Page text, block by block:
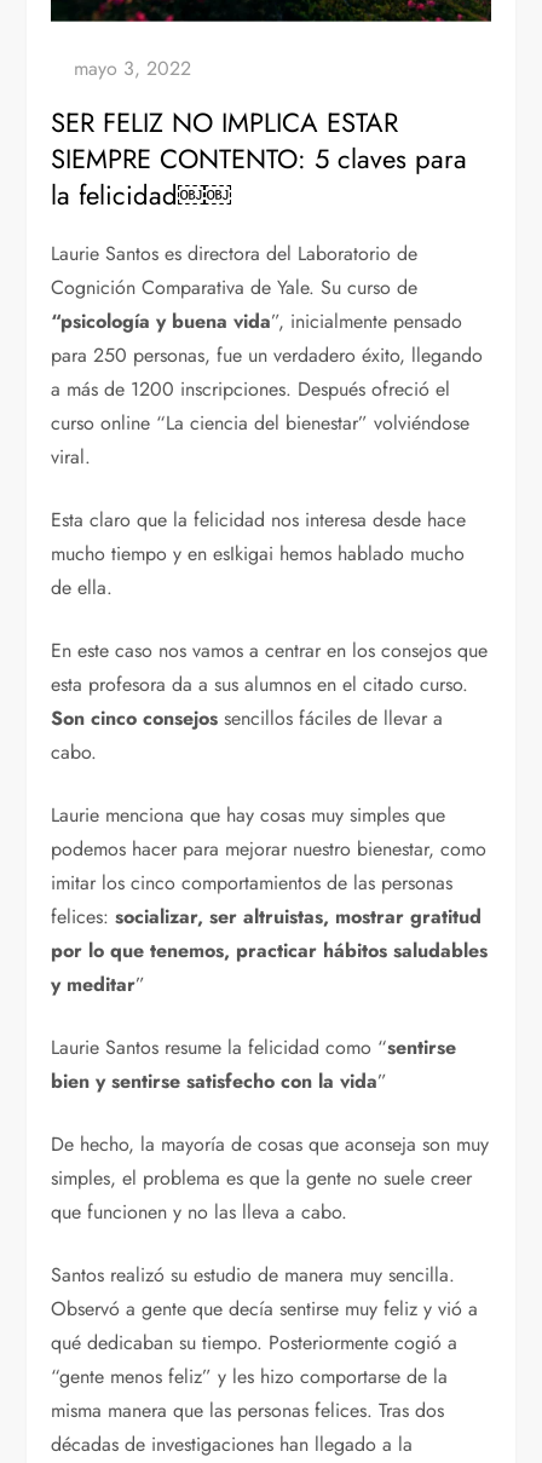
SER FELIZ NO IMPLICA ESTAR
SIEMPRE CONTENTO: 5 claves para
la felicidad￼￼
Laurie Santos es directora del Laboratorio de
Cognición Comparativa de Yale. Su curso de
“psicología y buena vida”, inicialmente pensado
para 250 personas, fue un verdadero éxito, llegando
a más de 1200 inscripciones. Después ofreció el
curso online “La ciencia del bienestar” volviéndose
viral.
Esta claro que la felicidad nos interesa desde hace
mucho tiempo y en esIkigai hemos hablado mucho
de ella.
En este caso nos vamos a centrar en los consejos que
esta profesora da a sus alumnos en el citado curso.
Son cinco consejos sencillos fáciles de llevar a
cabo.
Laurie menciona que hay cosas muy simples que
podemos hacer para mejorar nuestro bienestar, como
imitar los cinco comportamientos de las personas
felices:socializar, ser altruistas, mostrar gratitud
por lo que tenemos, practicar hábitos saludables
y meditar”
Laurie Santos resume la felicidad como “sentirse
bien y sentirse satisfecho con la vida”
De hecho, la mayoría de cosas que aconseja son muy
simples, el problema es que la gente no suele creer
que funcionen y no las lleva a cabo.
Santos realizó su estudio de manera muy sencilla.
Observó a gente que decía sentirse muy feliz y vió a
qué dedicaban su tiempo. Posteriormente cogió a
“gente menos feliz” y les hizo comportarse de la
misma manera que las personas felices. Tras dos
décadas de investigaciones han llegado a la